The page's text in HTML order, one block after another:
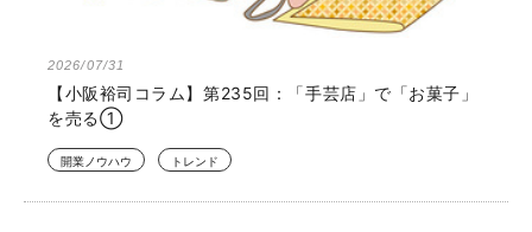
2026/07/31
【小阪裕司コラム】第235回：「手芸店」で「お菓子」
を売る①
開業ノウハウ トレンド